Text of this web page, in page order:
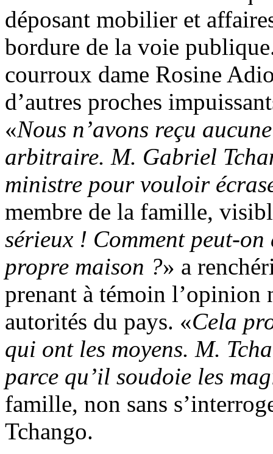
déposant mobilier et
bordure de la voie
courroux dame Rosine
d’autres proches
«Nous n’avons reçu
arbitraire. M. Gabriel
ministre pour vouloir
membre de la famille,
sérieux ! Comment peut-
propre maison ?» a
prenant à témoin l’opinion
autorités du pays. «Cela
qui ont les moyens. M.
parce qu’il soudoie les
famille, non sans
Tchango.